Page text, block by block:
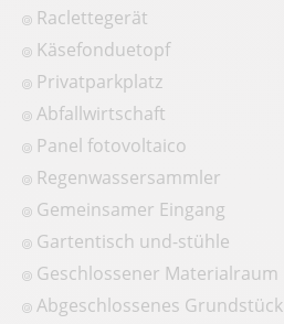
Raclettegerät
Käsefonduetopf
Privatparkplatz
Abfallwirtschaft
Panel fotovoltaico
Regenwassersammler
Gemeinsamer Eingang
Gartentisch und-stühle
Geschlossener Materialraum
Abgeschlossenes Grundstück